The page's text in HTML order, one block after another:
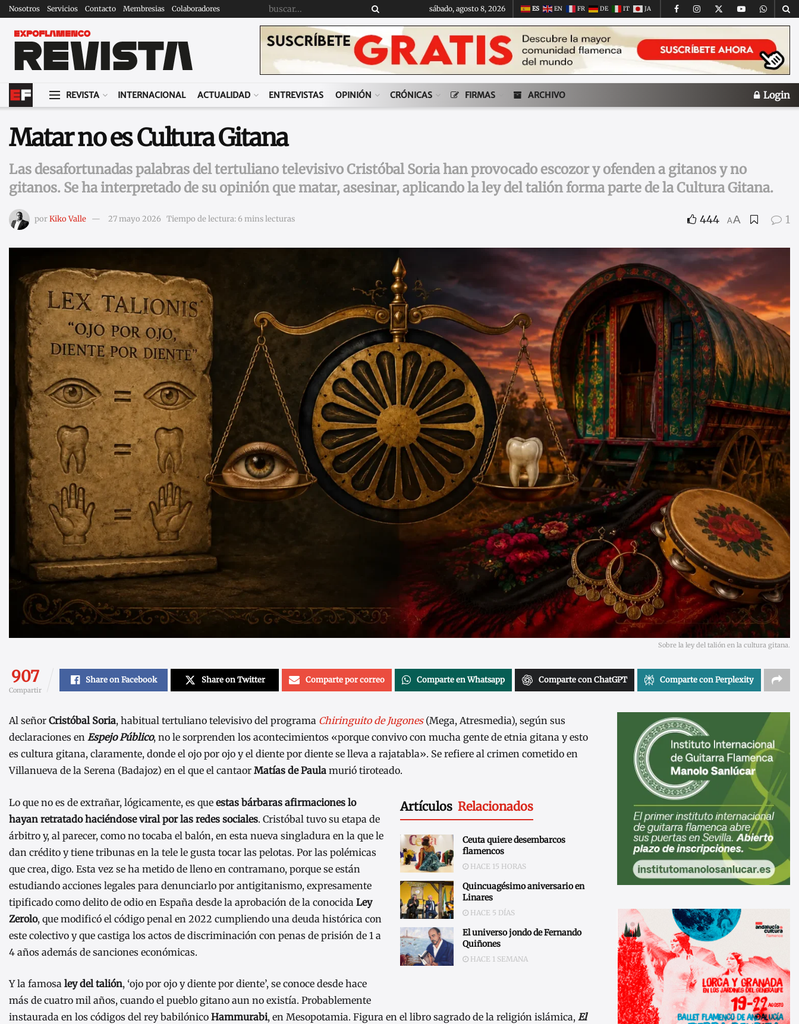
Nosotros Servicios Contacto Membresias Colaboradores sábado, agosto 8, 2026 ES EN FR DE IT JA
REVISTA INTERNACIONAL ACTUALIDAD ENTREVISTAS OPINIÓN CRÓNICAS FIRMAS ARCHIVO Login
Matar no es Cultura Gitana
Las desafortunadas palabras del tertuliano televisivo Cristóbal Soria han provocado escozor y ofenden a gitanos y no
gitanos. Se ha interpretado de su opinión que matar, asesinar, aplicando la ley del talión forma parte de la Cultura Gitana.
porKiko Valle 27 mayo 2026 Tiempo de lectura: 6 mins lecturas 444 AA 1
Sobre la ley del talión en la cultura gitana.
907
Compartir
Share on Facebook Share on Twitter Comparte por correo Comparte en Whatsapp Comparte con ChatGPT Comparte con Perplexity
Al señor Cristóbal Soria, habitual tertuliano televisivo del programa Chiringuito de Jugones(Mega, Atresmedia), según sus
declaraciones en Espejo Público, no le sorprenden los acontecimientos «porque convivo con mucha gente de etnia gitana y esto
es cultura gitana, claramente, donde el ojo por ojo y el diente por diente se lleva a rajatabla». Se refiere al crimen cometido en
Villanueva de la Serena (Badajoz) en el que el cantaor Matías de Paula murió tiroteado.
Artículos Relacionados
Ceuta quiere desembarcos
flamencos
HACE 15 HORAS
Quincuagésimo aniversario en
Linares
HACE 5 DÍAS
El universo jondo de Fernando
Quiñones
HACE 1 SEMANA
Lo que no es de extrañar, lógicamente, es que estas bárbaras afirmaciones lo
hayan retratado haciéndose viral por las redes sociales. Cristóbal tuvo su etapa de
árbitro y, al parecer, como no tocaba el balón, en esta nueva singladura en la que le
dan crédito y tiene tribunas en la tele le gusta tocar las pelotas. Por las polémicas
que crea, digo. Esta vez se ha metido de lleno en contramano, porque se están
estudiando acciones legales para denunciarlo por antigitanismo, expresamente
tipificado como delito de odio en España desde la aprobación de la conocida Ley
Zerolo, que modificó el código penal en 2022 cumpliendo una deuda histórica con
este colectivo y que castiga los actos de discriminación con penas de prisión de 1 a
4 años además de sanciones económicas.
Y la famosa ley del talión, ‘ojo por ojo y diente por diente’, se conoce desde hace
más de cuatro mil años, cuando el pueblo gitano aun no existía. Probablemente
instaurada en los códigos del rey babilónico Hammurabi, en Mesopotamia. Figura en el libro sagrado de la religión islámica, El